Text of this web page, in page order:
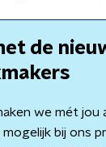
de
we mét jou
mogelijk bij ons